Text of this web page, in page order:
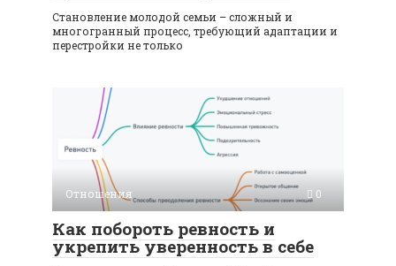
Становление молодой семьи – сложный и
многогранный процесс, требующий адаптации и
перестройки не только
Отношения 0
Как побороть ревность и
укрепить уверенность в себе